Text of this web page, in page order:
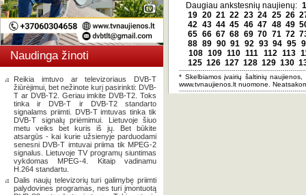
Naudinga žinoti
Reikia imtuvo ar televizoriaus DVB-T
žiūrėjimui, bet nežinote kurį pasirinkti: DVB-
T ar DVB-T2. Geriau imkite DVB-T2. Toks
tinka ir DVB-T ir DVB-T2 standarto
signalams priimti. DVB-T imtuvas tinka tik
DVB-T signalų priėmimui. Lietuvoje šiuo
metu veiks bet kuris iš jų. Bet būkite
atsargūs - kai kurie užsienyje parduodami
senesni DVB-T imtuvai priima tik MPEG-2
signalus. Lietuvoje TV programų siuntimas
vykdomas MPEG-4. Kitaip vadinamu
H.264 standartu.
Dalis naujų televizorių turi galimybę priimti
palydovines programas, nes turi įmontuotą
Daugiau ankstesnių naujienų: 1
19 20 21 22 23 24 25 26
42 43 44 45 46 47 48 49
65 66 67 68 69 70 71 72
88 89 90 91 92 93 94 95
108 109 110 111 112 113
125 126 127 128 129 130
* Skelbiamos įvairių šaltinių
www.tvnaujienos.lt nuomone.